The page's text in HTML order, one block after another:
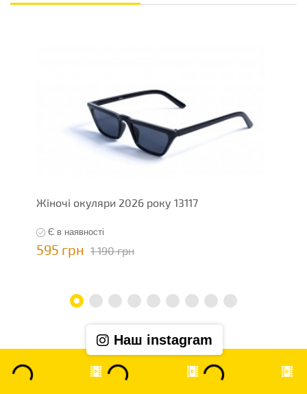
Жіночі окуляри 2026 року 13117
Є в наявності
595 грн 1 190 грн
Наш instagram